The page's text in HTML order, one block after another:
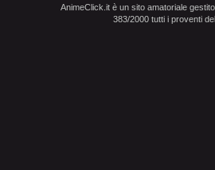
AnimeClick.it è un sito amatoriale
383/2000 tutti i proventi